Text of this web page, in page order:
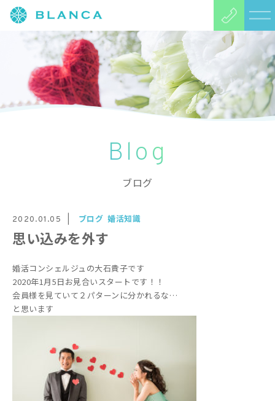
Blog
ブログ
2020.01.05 ブログ 婚活知識
思い込みを外す
婚活コンシェルジュの大石貴子です
2020年1月5日お見合いスタートです！！
会員様を見ていて２パターンに分かれるな…
と思います